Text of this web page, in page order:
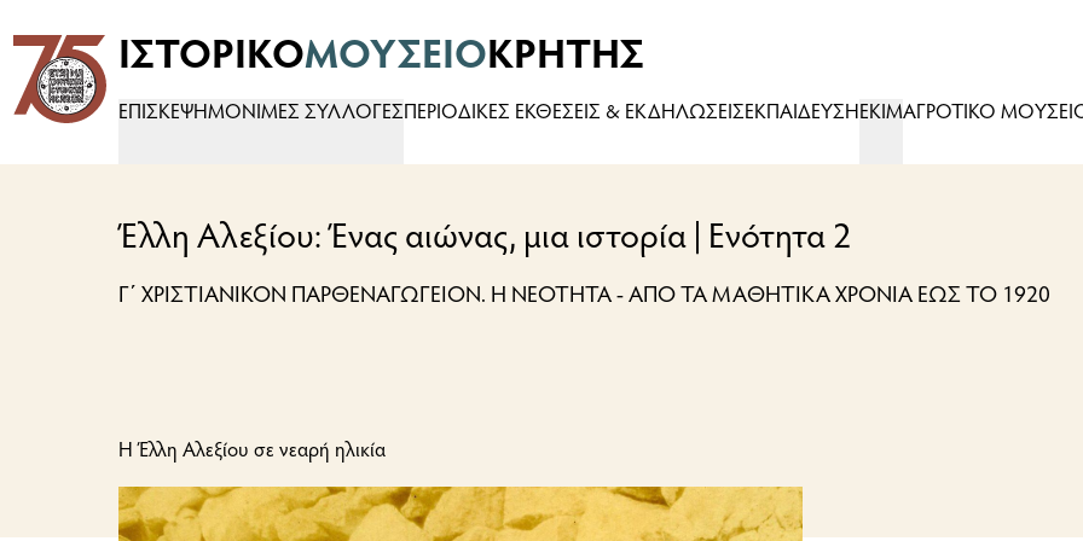
Logo ΙΣΤΟΡΙΚΟΜΟΥΣΕΙΟΚΡΗΤΗΣ
ΕΠΙΣΚΕΨΗΜΟΝΙΜΕΣ ΣΥΛΛΟΓΕΣΠΕΡΙΟΔΙΚΕΣ ΕΚΘΕΣΕΙΣ & ΕΚΔΗΛΩΣΕΙΣΕΚΠΑΙΔΕΥΣΗΕΚΙΜΑΓΡΟΤΙΚΟ
Έλλη Αλεξίου: Ένας αιώνας, μια ιστορία | Ενότητα 2
Γ΄ ΧΡΙΣΤΙΑΝΙΚΟΝ ΠΑΡΘΕΝΑΓΩΓΕΙΟΝ. Η ΝΕΟΤΗΤΑ - ΑΠΟ ΤΑ ΜΑΘΗΤΙΚΑ ΧΡΟΝΙΑ ΕΩΣ ΤΟ 1920
Η Έλλη Αλεξίου σε νεαρή ηλικία